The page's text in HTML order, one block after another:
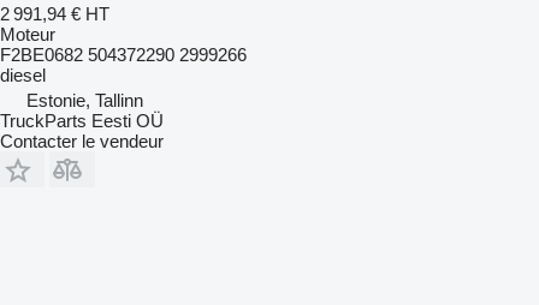
2 991,94 € HT
Moteur
F2BE0682 504372290 2999266
diesel
Estonie, Tallinn
TruckParts Eesti OÜ
Contacter le vendeur